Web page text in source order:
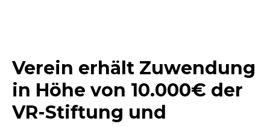
Verein erhält Zuwendung
in Höhe von 10.000€ der
VR-Stiftung und